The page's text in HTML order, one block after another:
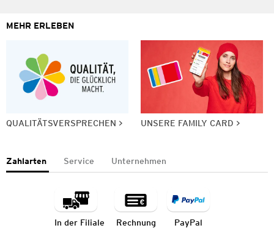
MEHR ERLEBEN
QUALITÄTSVERSPRECHEN UNSERE FAMILY CARD
Zahlarten Service Unternehmen
In der Filiale Rechnung PayPal